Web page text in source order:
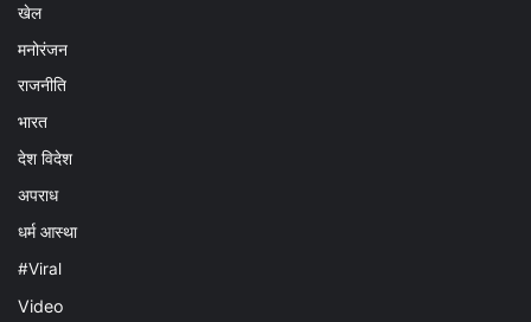
खेल
मनोरंजन
राजनीति
भारत
देश विदेश
अपराध
धर्म आस्था
#Viral
Video